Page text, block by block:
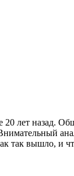
лет назад.
вышло, и